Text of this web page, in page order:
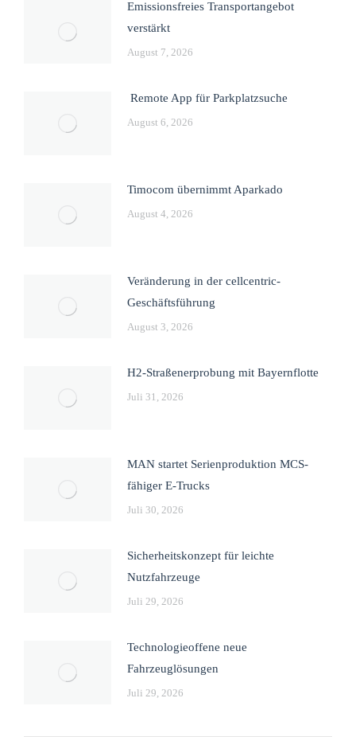
Emissionsfreies Transportangebot
verstärkt
August 7, 2026
Remote App für Parkplatzsuche
August 6, 2026
Timocom übernimmt Aparkado
August 4, 2026
Veränderung in der cellcentric-
Geschäftsführung
August 3, 2026
H2-Straßenerprobung mit Bayernflotte
Juli 31, 2026
MAN startet Serienproduktion MCS-
fähiger E-Trucks
Juli 30, 2026
Sicherheitskonzept für leichte
Nutzfahrzeuge
Juli 29, 2026
Technologieoffene neue
Fahrzeuglösungen
Juli 29, 2026